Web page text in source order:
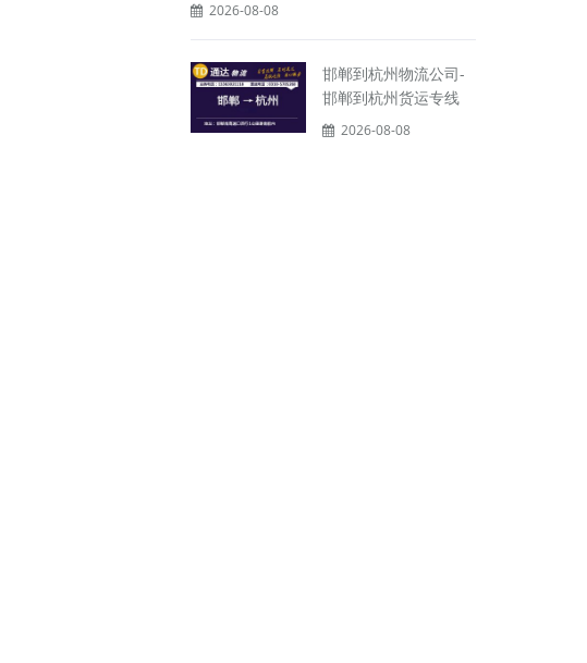
2026-08-08
邯郸到杭州物流公司-
邯郸到杭州货运专线
2026-08-08